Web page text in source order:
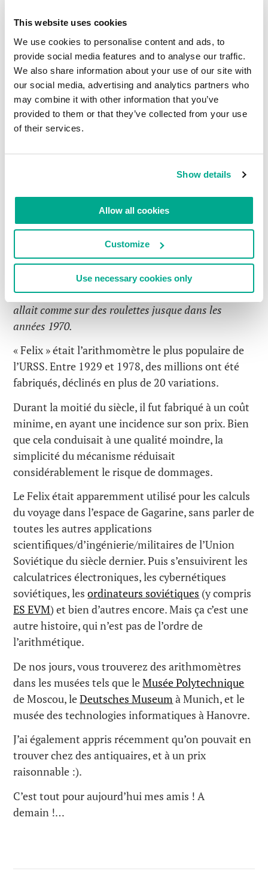
This website uses cookies
We use cookies to personalise content and ads, to
provide social media features and to analyse our traffic.
We also share information about your use of our site with
our social media, advertising and analytics partners who
may combine it with other information that you’ve
provided to them or that they’ve collected from your use
of their services.
Show details
Allow all cookies
Customize
Use necessary cookies only
L’usine fut nationalisée pendant la révolution russe
et se vit contrainte de fermer. Vers la fin de l’an 1917,
la famille Odhner retourna en Suède et relança
l’usine de leur calculatrice sous le nom de « Original
Odhner ».
Oui, oui, je sais… avec des « si » et des « mais »…
N’empêche que ça ne rend pas moins intrigant
siècle) n’avait pas eu lieu. C’est
renversant.
L’histoire de l’arithmomètre continue donc après
En 1924, le gouvernement russe déplaça l’usine de
production à Moscou qui commercialisa la
calculatrice sous le nom d’Arithmomètre Felix, et qui
allait comme sur des roulettes jusque dans les
années 1970.
« Felix » était l’arithmomètre le plus populaire de
l’URSS. Entre 1929 et 1978, des millions ont été
fabriqués, déclinés en plus de 20 variations.
Durant la moitié du siècle, il fut fabriqué à un coût
minime, en ayant une incidence sur son prix. Bien
que cela conduisait à une qualité moindre, la
simplicité du mécanisme réduisait
considérablement le risque de dommages.
Le Felix était apparemment utilisé pour les calculs
du voyage dans l’espace de Gagarine, sans parler de
toutes les autres applications
scientifiques/d’ingénierie/militaires de l’Union
Soviétique du siècle dernier. Puis s’ensuivirent les
calculatrices électroniques, les cybernétiques
soviétiques, lesordinateurs soviétiques (y compris
ES EVM) et bien d’autres encore. Mais ça c’est une
autre histoire, qui n’est pas de l’ordre de
l’arithmétique.
De nos jours, vous trouverez des arithmomètres
dans les musées tels que leMusée Polytechnique
de Moscou, leDeutsches Museum à Munich, et le
musée des technologies informatiques à Hanovre.
J’ai également appris récemment qu’on pouvait en
trouver chez des antiquaires, et à un prix
raisonnable :).
C’est tout pour aujourd’hui mes amis ! A
demain !…